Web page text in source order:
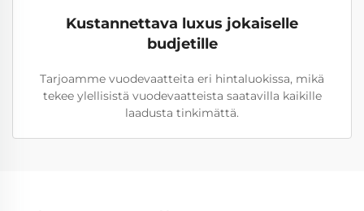
Kustannettava luxus jokaiselle
budjetille
Tarjoamme vuodevaatteita eri hintaluokissa, mikä
tekee ylellisistä vuodevaatteista saatavilla kaikille
laadusta tinkimättä.